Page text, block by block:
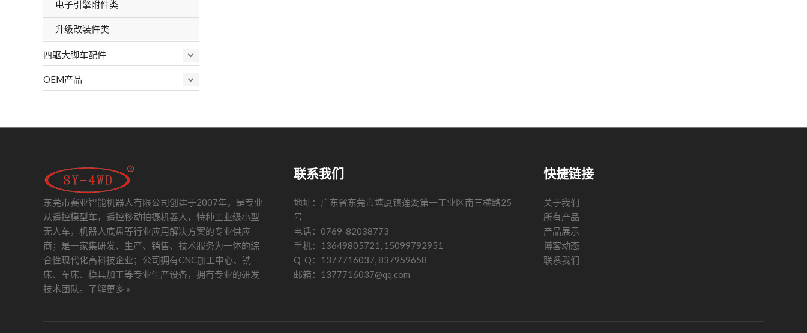
电子引擎附件类
升级改装件类
四驱大脚车配件
OEM产品
东莞市赛亚智能机器人有限公司创建于2007年，是专业
从遥控模型车，遥控移动拍摄机器人，特种工业级小型
无人车，机器人底盘等行业应用解决方案的专业供应
商；是一家集研发、生产、销售、技术服务为一体的综
合性现代化高科技企业；公司拥有CNC加工中心、铣
床、车床、模具加工等专业生产设备，拥有专业的研发
技术团队。 了解更多 »
联系我们
地址：广东省东莞市塘厦镇莲湖第一工业区南三横路25
号
电话：0769-82038773
手机：13649805721, 15099792951
Q Q：1377716037, 837959658
邮箱：1377716037@qq.com
快捷链接
关于我们
所有产品
产品展示
博客动态
联系我们